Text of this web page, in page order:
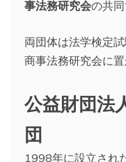
事法務研究会の共同
両団体は法学検定
商事法務研究会に置
公益財団法
団
1998年に設立され